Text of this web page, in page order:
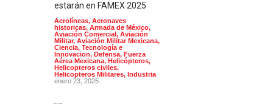
estarán en FAMEX 2025
Aerolíneas, Aeronaves
historicas, Armada de México,
Aviación Comercial, Aviación
Militar, Aviación Militar Mexicana,
Ciencia, Tecnología e
Innovacion, Defensa, Fuerza
Aérea Mexicana, Helicópteros,
Helicopteros civiles,
Helicopteros Militares, Industria
enero 23, 2025